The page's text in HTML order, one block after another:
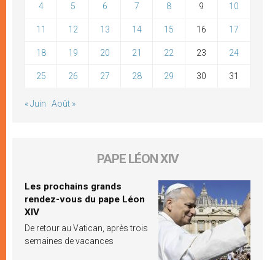
4 5 6 7 8 9 10
11 12 13 14 15 16 17
18 19 20 21 22 23 24
25 26 27 28 29 30 31
« Juin Août »
PAPE LÉON XIV
Les prochains grands
rendez-vous du pape Léon
XIV
De retour au Vatican, après trois
semaines de vacances